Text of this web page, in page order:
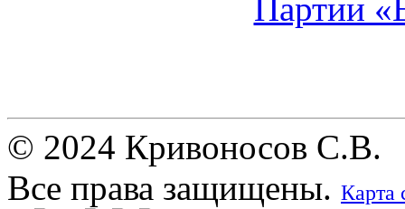
© 2024 Кривоносов С.В.
Все права защищены. Карта